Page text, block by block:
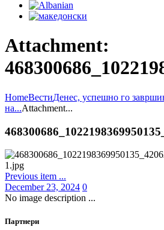
Attachment:
HomeВестиДенес, успешно го
на...Attachment...
Previous item ...
December 23, 2024 0
No image description ...
Партнери